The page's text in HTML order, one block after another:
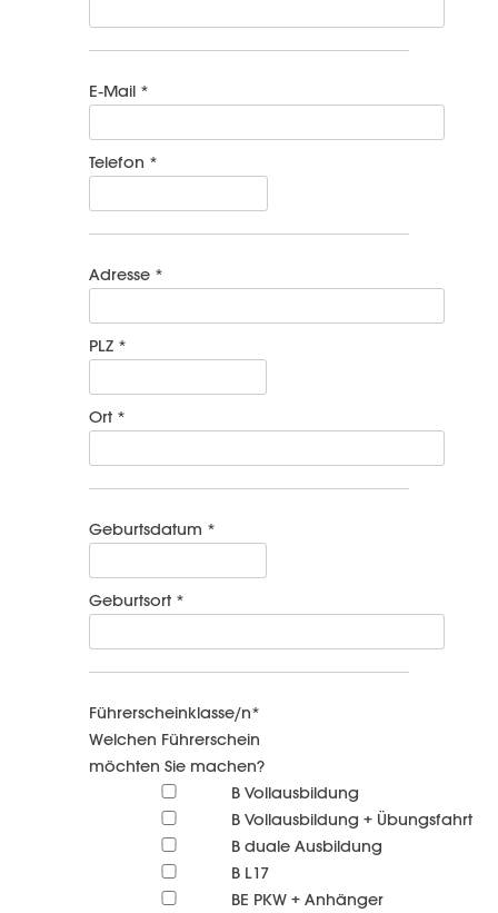
E-Mail *
Telefon *
Adresse *
PLZ *
Ort *
Geburtsdatum *
Geburtsort *
Führerscheinklasse/n*
Welchen Führerschein
möchten Sie machen?
B Vollausbildung
B Vollausbildung + Übungsfahrt
B duale Ausbildung
B L17
BE PKW + Anhänger